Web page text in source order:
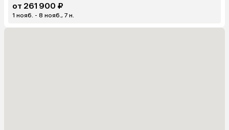
от 261 900 ₽
1 нояб. - 8 нояб., 7 н.